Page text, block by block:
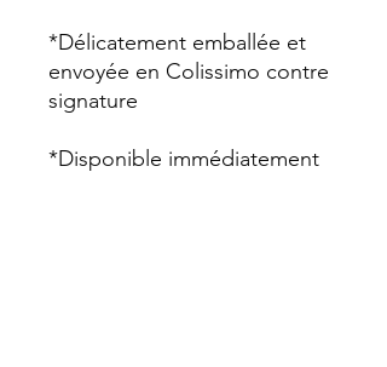
*Délicatement emballée et
envoyée en Colissimo contre
signature
*Disponible immédiatement